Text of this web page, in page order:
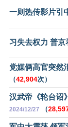
一则热传影片引
习失去权力 普京
党媒俩高官突然
（42,904次）
汉武帝《轮台诏
2024/12/27 （